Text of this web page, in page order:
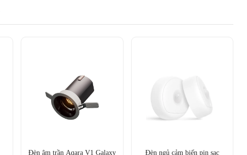
Đèn âm trần Aqara V1 Galaxy
Đèn ngủ cảm biến pin sạc